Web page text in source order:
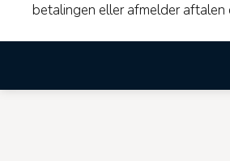
betalingen eller afmelder aftalen